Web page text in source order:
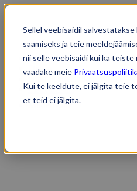
Sellel veebisaidil
saamiseks ja teie
nii selle veebisaidi kui ka
vaadake meie
Kui te keeldute, ei jälgita teie
et teid ei jälgita.
Mudelivalik
Solterra
Disain
Hind ja spetsifikatsioonid
Lisavarustus